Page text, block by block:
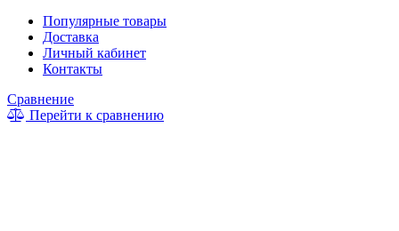
Популярные товары
Доставка
Личный кабинет
Контакты
Сравнение
Перейти к сравнению